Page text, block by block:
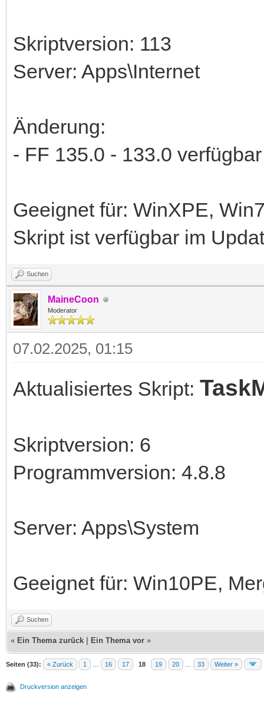
Skriptversion: 113
Server: Apps\Internet
Änderung:
- FF 135.0 - 133.0 verfügbar
Geeignet für: WinXPE,
Skript ist verfügbar im
Suchen
MaineCoon
Moderator
07.02.2025, 01:15
Aktualisiertes Skript:
Skriptversion: 6
Programmversion: 4.8.8
Server: Apps\System
Geeignet für: Win10PE,
Suchen
« Ein Thema zurück Ein Thema vor »
Seiten (33): « Zurück 1 16 17 18 19 20 33 Weiter »
Druckversion anzeigen